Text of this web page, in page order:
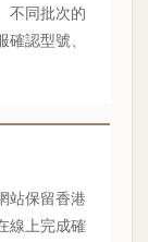
不同批次的
認型號、
站保留香港
線上完成確